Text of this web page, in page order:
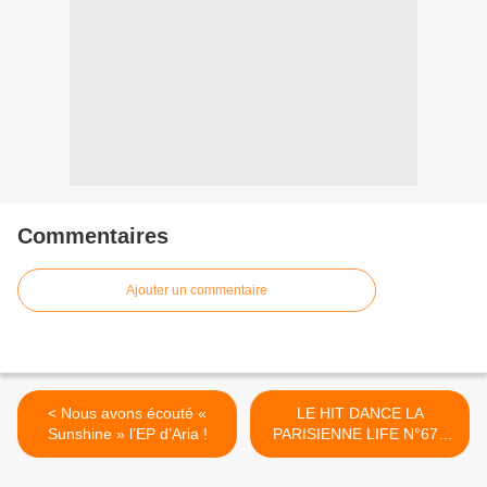
Commentaires
Ajouter un commentaire
< Nous avons écouté «
Sunshine » l’EP d’Aria !
LE HIT DANCE LA
PARISIENNE LIFE N°67 -
23 JUIN 2017 >